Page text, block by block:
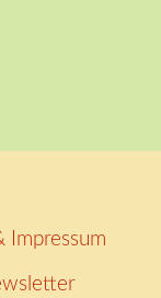
Impressum